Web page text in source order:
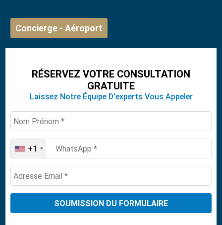
Concierge - Aéroport
RÉSERVEZ VOTRE CONSULTATION
GRATUITE
Laissez Notre Équipe D'experts Vous Appeler
United
States
+1
+1